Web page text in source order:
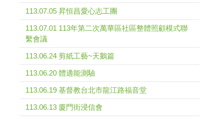
113.07.05 昇恒昌愛心志工團
113.07.01 113年第二次萬華區社區整體照顧模式聯
繫會議
113.06.24 剪紙工藝~天鵝篇
113.06.20 體適能測驗
113.06.19 基督教台北市龍江路福音堂
113.06.13 廈門街浸信會